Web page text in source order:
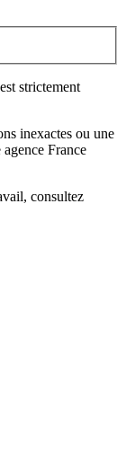
strictement
inexactes ou une
France
, consultez